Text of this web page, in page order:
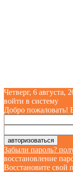
Четверг, 6 августа,
войти в систему
Добро пожаловать!
Забыли пароль?
восстановление
Восстановите свой